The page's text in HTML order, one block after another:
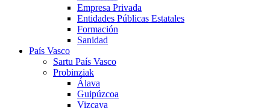
Empresa Privada
Entidades Públicas Estatales
Formación
Sanidad
País Vasco
Sartu País Vasco
Probinziak
Álava
Guipúzcoa
Vizcaya